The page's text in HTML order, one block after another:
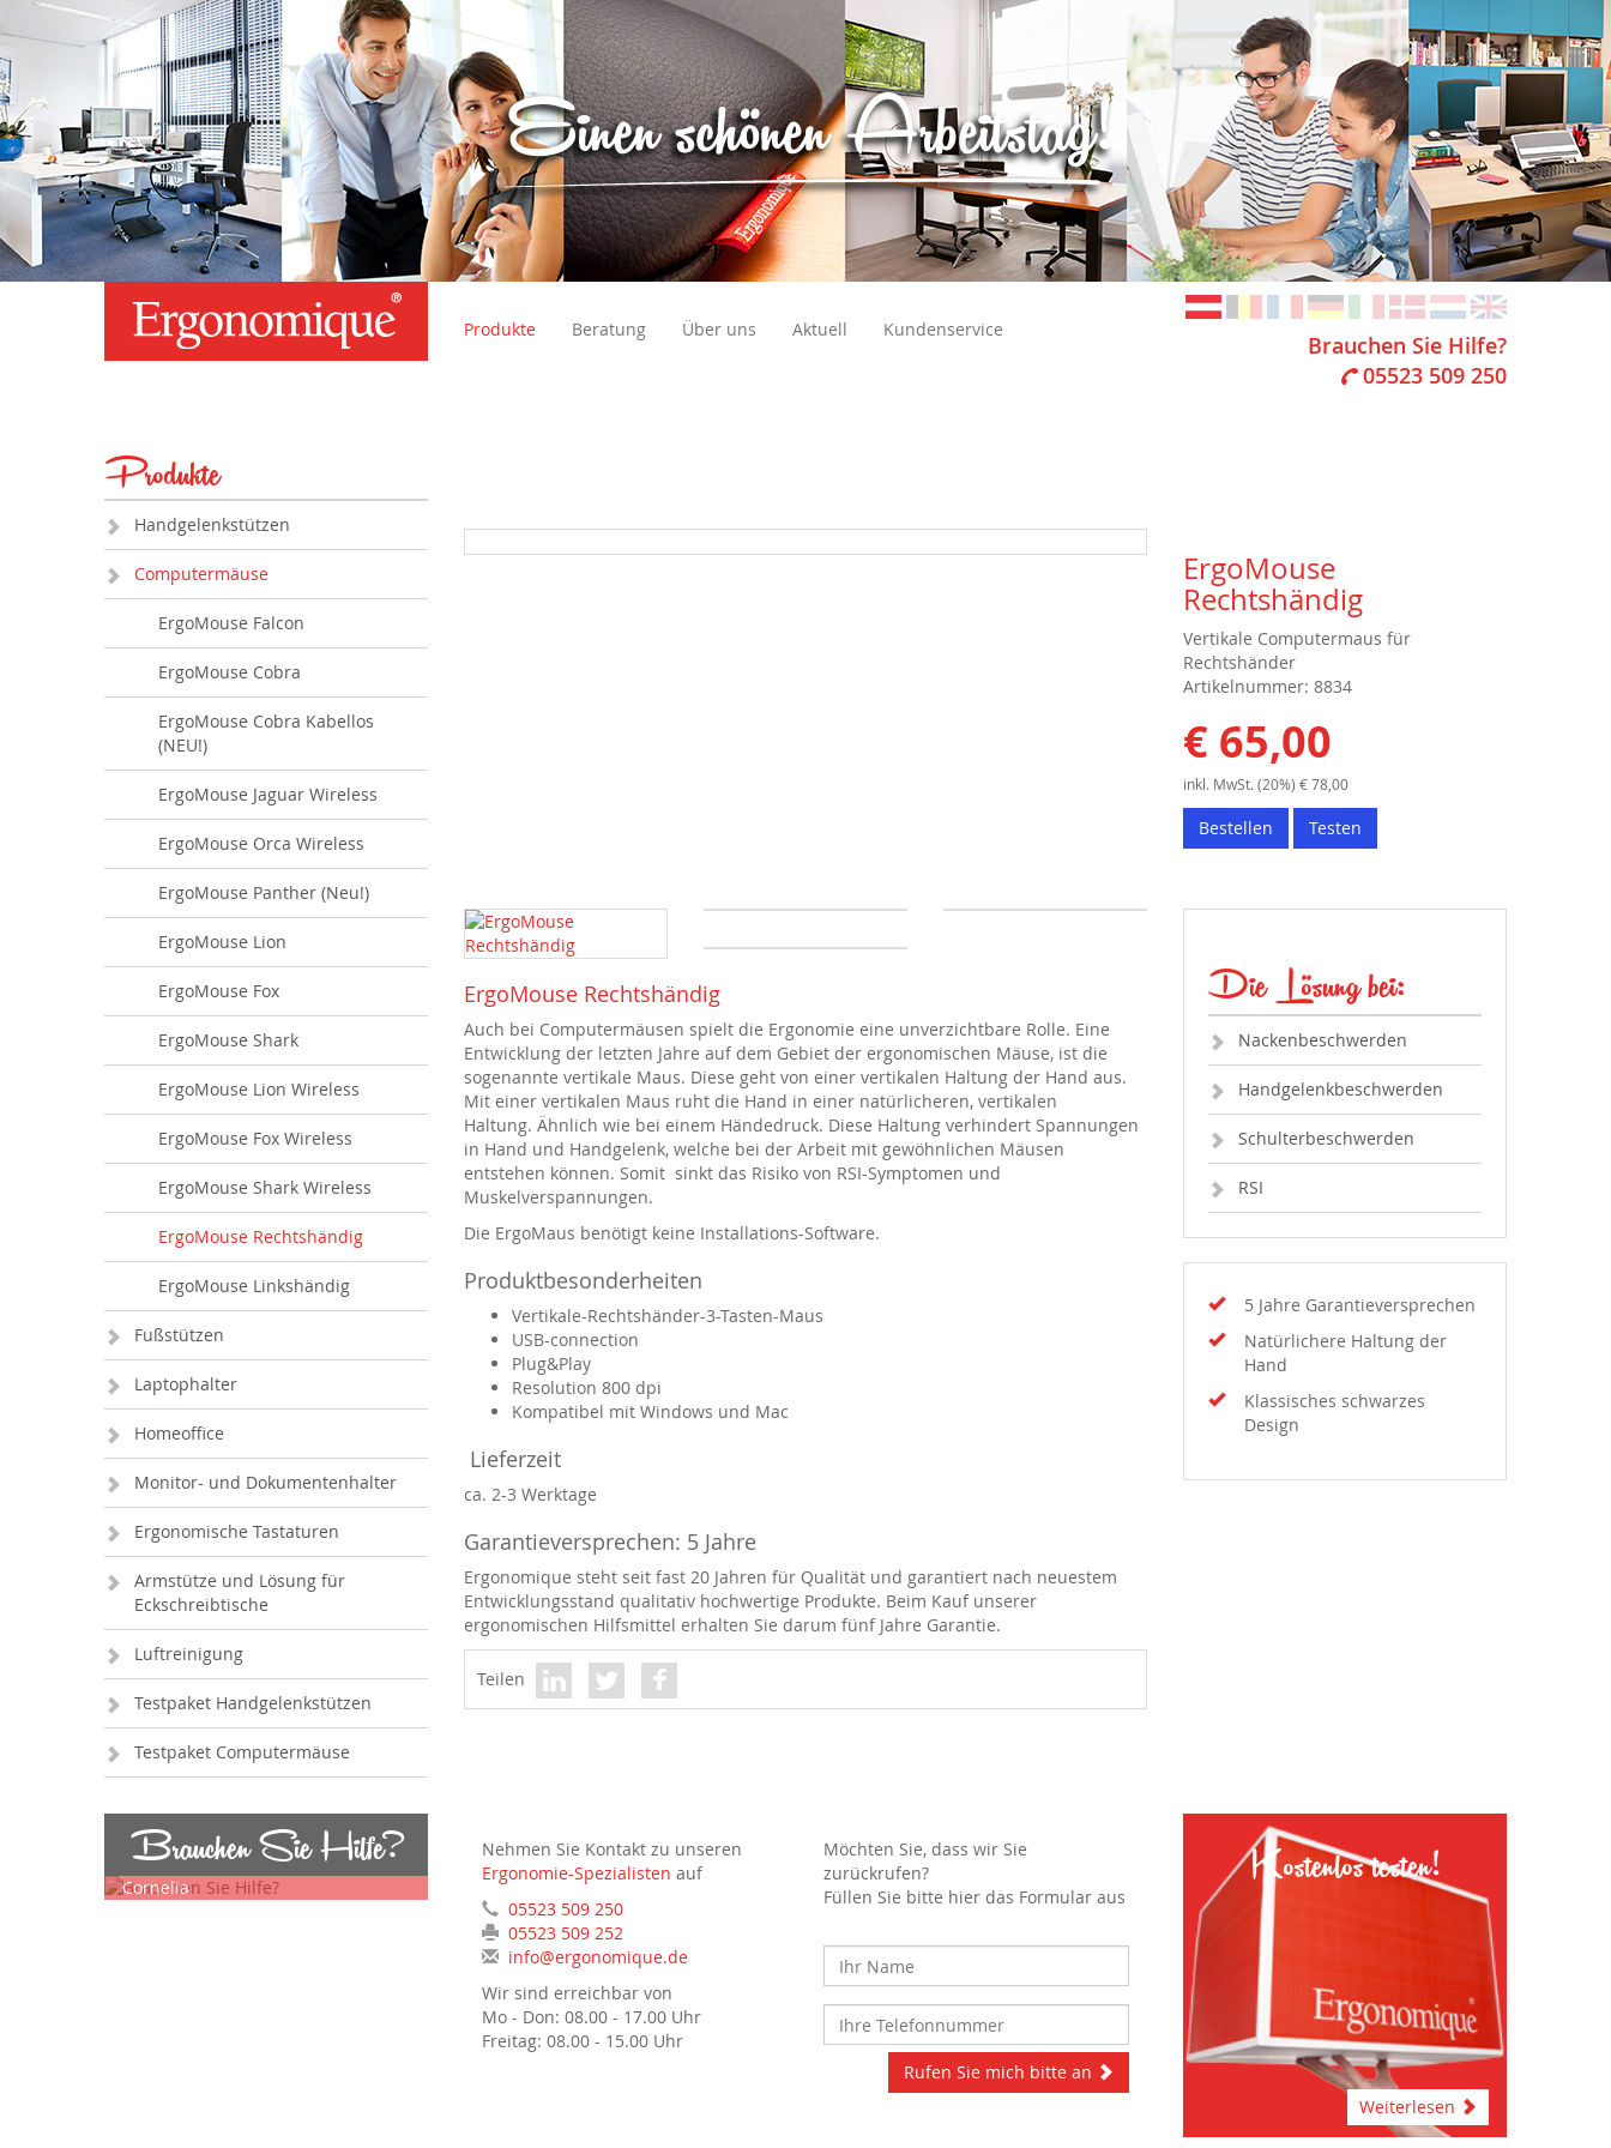
Brauchen Sie Hilfe?
05523 509 250
Produkte Beratung Über uns Aktuell Kundenservice
Produkte
Handgelenkstützen
Computermäuse
ErgoMouse Falcon
ErgoMouse Cobra
ErgoMouse Cobra Kabellos
(NEU!)
ErgoMouse Jaguar Wireless
ErgoMouse Orca Wireless
ErgoMouse Panther (Neu!)
ErgoMouse Lion
ErgoMouse Fox
ErgoMouse Shark
ErgoMouse Lion Wireless
ErgoMouse Fox Wireless
ErgoMouse Shark Wireless
ErgoMouse Rechtshändig
ErgoMouse Linkshändig
Fußstützen
Laptophalter
Homeoffice
Monitor- und Dokumentenhalter
Ergonomische Tastaturen
Armstütze und Lösung für
Eckschreibtische
Luftreinigung
Testpaket Handgelenkstützen
Testpaket Computermäuse
ErgoMouse
Rechtshändig
Vertikale Computermaus für
Rechtshänder
Artikelnummer: 8834
€ 65,00
inkl. MwSt. (20%) € 78,00
Bestellen Testen
ErgoMouse Rechtshändig
Auch bei Computermäusen spielt die Ergonomie eine unverzichtbare Rolle. Eine
Entwicklung der letzten Jahre auf dem Gebiet der ergonomischen Mäuse, ist die
sogenannte vertikale Maus. Diese geht von einer vertikalen Haltung der Hand aus.
Mit einer vertikalen Maus ruht die Hand in einer natürlicheren, vertikalen
Haltung. Ähnlich wie bei einem Händedruck. Diese Haltung verhindert Spannungen
in Hand und Handgelenk, welche bei der Arbeit mit gewöhnlichen Mäusen
entstehen können. Somit sinkt das Risiko von RSI-Symptomen und
Muskelverspannungen.
Die ErgoMaus benötigt keine Installations-Software.
Produktbesonderheiten
Vertikale-Rechtshänder-3-Tasten-Maus
USB-connection
Plug&Play
Resolution 800 dpi
Kompatibel mit Windows und Mac
Lieferzeit
ca. 2-3 Werktage
Garantieversprechen: 5 Jahre
Ergonomique steht seit fast 20 Jahren für Qualität und garantiert nach neuestem
Entwicklungsstand qualitativ hochwertige Produkte. Beim Kauf unserer
ergonomischen Hilfsmittel erhalten Sie darum fünf Jahre Garantie.
Teilen
Die Lösung bei:
Nackenbeschwerden
Handgelenkbeschwerden
Schulterbeschwerden
RSI
5 Jahre Garantieversprechen
Natürlichere Haltung der
Hand
Klassisches schwarzes
Design
Brauchen Sie Hilfe?
Cornelia
Nehmen Sie Kontakt zu unseren
Ergonomie-Spezialisten auf
05523 509 250
05523 509 252
info@ergonomique.de
Wir sind erreichbar von
Mo - Don: 08.00 - 17.00 Uhr
Freitag: 08.00 - 15.00 Uhr
Möchten Sie, dass wir Sie
zurückrufen?
Füllen Sie bitte hier das Formular aus
Rufen Sie mich bitte an
Kostenlos testen!
Weiterlesen